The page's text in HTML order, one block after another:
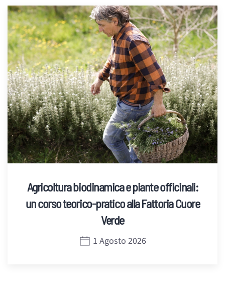
Agricoltura biodinamica e piante officinali:
un corso teorico-pratico alla Fattoria Cuore
Verde
1 Agosto 2026